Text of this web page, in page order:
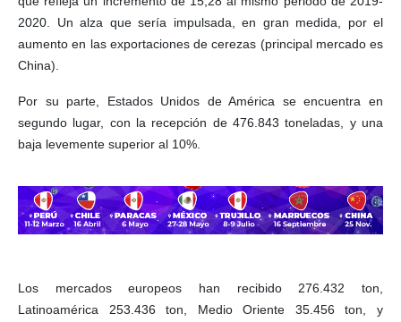
2020. Un alza que sería impulsada, en gran medida, por el
aumento en las exportaciones de cerezas (principal mercado es
China).
Por su parte, Estados Unidos de América se encuentra en
segundo lugar, con la recepción de 476.843 toneladas, y una
baja levemente superior al 10%.
Los mercados europeos han recibido 276.432 ton,
Latinoamérica 253.436 ton, Medio Oriente 35.456 ton, y